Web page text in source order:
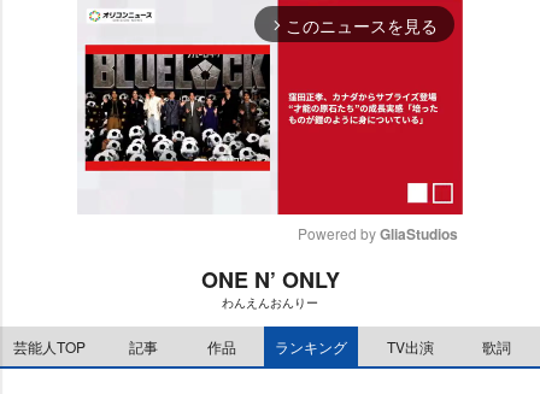
arrow_forward_ios このニュースを見る
t
Powered by GliaStudios
ONE N’ ONLY
わんえんおんりー
芸能人TOP 記事 作品 ランキング TV出演 歌詞